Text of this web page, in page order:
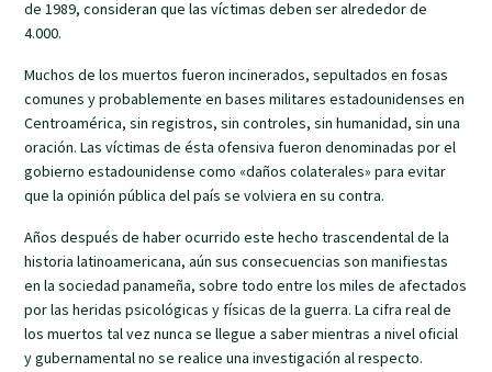
de 1989, consideran que las víctimas deben ser alrededor de
4.000.
Muchos de los muertos fueron incinerados, sepultados en fosas
comunes y probablemente en bases militares estadounidenses en
Centroamérica, sin registros, sin controles, sin humanidad, sin una
oración. Las víctimas de ésta ofensiva fueron denominadas por el
gobierno estadounidense como «daños colaterales» para evitar
que la opinión pública del país se volviera en su contra.
Años después de haber ocurrido este hecho trascendental de la
historia latinoamericana, aún sus consecuencias son manifiestas
en la sociedad panameña, sobre todo entre los miles de afectados
por las heridas psicológicas y físicas de la guerra. La cifra real de
los muertos tal vez nunca se llegue a saber mientras a nivel oficial
y gubernamental no se realice una investigación al respecto.